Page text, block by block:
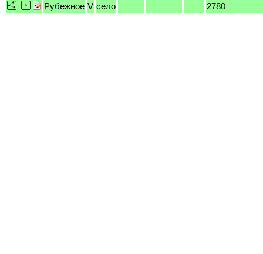
Рубежное V село 2780